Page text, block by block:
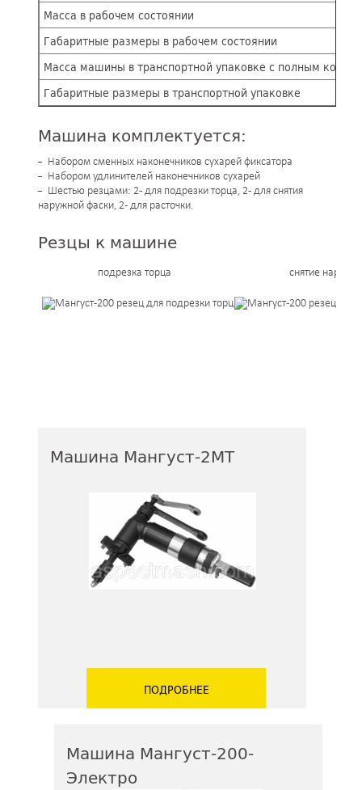
Масса в рабочем состоянии
Габаритные размеры в рабочем состоянии
Масса машины в транспортной упаковке с полным
Габаритные размеры в транспортной упаковке
Машина комплектуется:
Набором сменных наконечников сухарей фиксатора
Набором удлинителей наконечников сухарей
Шестью резцами: 2 - для подрезки торца, 2 - для снятия
наружной фаски, 2 - для расточки.
Резцы к машине
подрезка торца снятие
Машина Мангуст-2МТ
ПОДРОБНЕЕ
Машина Мангуст-200-
Электро